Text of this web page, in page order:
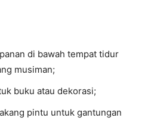
di bawah tempat tidur
musiman;
buku atau dekorasi;
pintu untuk gantungan